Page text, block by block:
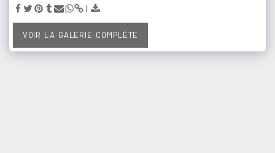
VOIR LA GALERIE COMPLÈTE